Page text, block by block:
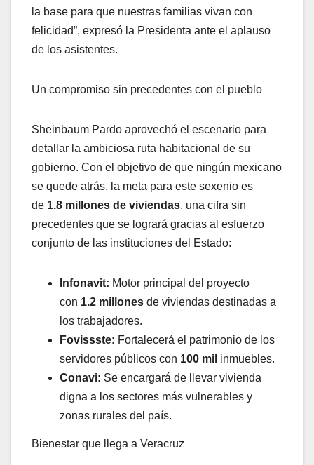
la base para que nuestras familias vivan con
felicidad”, expresó la Presidenta ante el aplauso
de los asistentes.
Un compromiso sin precedentes con el pueblo
Sheinbaum Pardo aprovechó el escenario para
detallar la ambiciosa ruta habitacional de su
gobierno. Con el objetivo de que ningún mexicano
se quede atrás, la meta para este sexenio es
de 1.8 millones de viviendas, una cifra sin
precedentes que se logrará gracias al esfuerzo
conjunto de las instituciones del Estado:
Infonavit: Motor principal del proyecto
con 1.2 millones de viviendas destinadas a
los trabajadores.
Fovissste: Fortalecerá el patrimonio de los
servidores públicos con 100 mil inmuebles.
Conavi: Se encargará de llevar vivienda
digna a los sectores más vulnerables y
zonas rurales del país.
Bienestar que llega a Veracruz